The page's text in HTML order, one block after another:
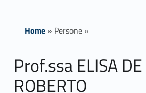
Home» Persone»
Prof.ssa ELISA DE
ROBERTO